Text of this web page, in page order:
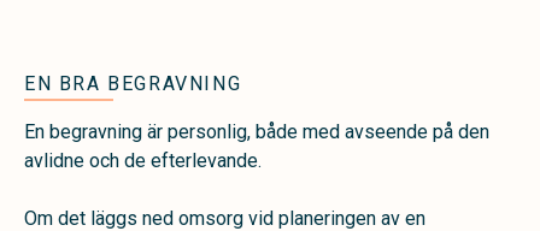
EN BRA BEGRAVNING
En begravning är personlig, både med avseende på den
avlidne och de efterlevande.
Om det läggs ned omsorg vid planeringen av en